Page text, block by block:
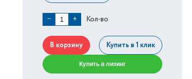
− + Кол-во
В корзину Купить в 1 клик
Купить в лизинг